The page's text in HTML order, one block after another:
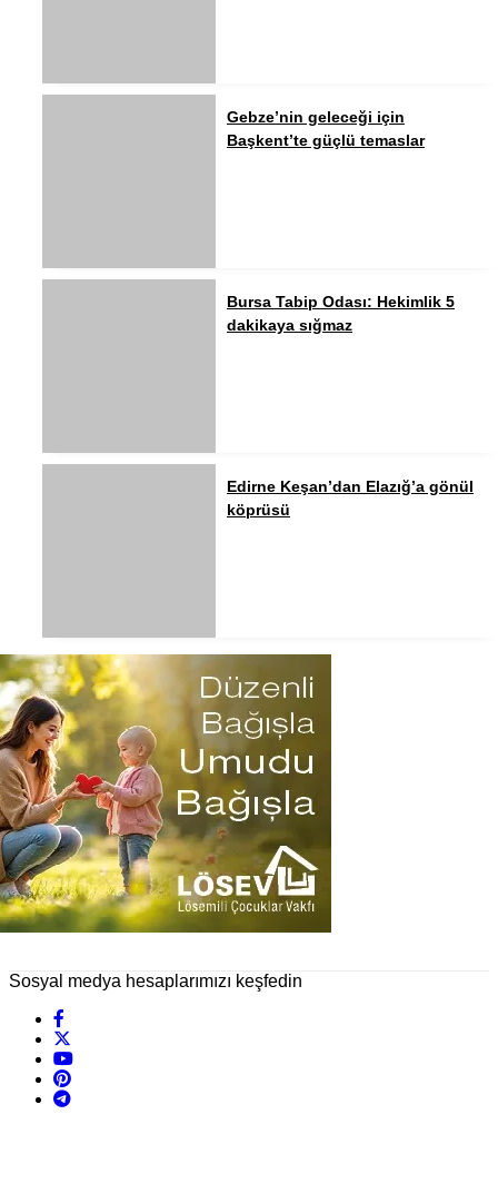
Gebze’nin geleceği için
Başkent’te güçlü temaslar
Bursa Tabip Odası: Hekimlik 5
dakikaya sığmaz
Edirne Keşan’dan Elazığ’a gönül
köprüsü
Sosyal medya hesaplarımızı keşfedin